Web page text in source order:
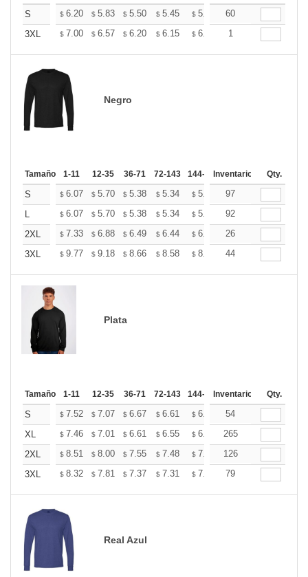
S $ 6.20 $ 5.83 $ 5.50 $ 5.45 $ 5.36 $5.31
60
3XL
$ 7.00 $ 6.57 $ 6.20 $ 6.15 $ 6.04 $
1
Negro
Tamaño 1-11 12-35 36-71 72-143 144-287 288 + Más
Inventario Qty.
S $ 6.07 $ 5.70 $ 5.38 $ 5.34 $ 5.24 $5.20
97
L
$ 6.07 $ 5.70 $ 5.38 $ 5.34 $ 5.24 $5.20
92
2XL
$ 7.33 $ 6.88 $ 6.49 $ 6.44 $ 6.33 $6.27
26
3XL
$ 9.77 $ 9.18 $ 8.66 $ 8.58 $ 8.44 $8.36
44
Plata
Tamaño 1-11 12-35 36-71 72-143 144-287 288 + Más
Inventario Qty.
S $ 7.52 $ 7.07 $ 6.67 $ 6.61 $ 6.50 $6.44
54
XL
$ 7.46 $ 7.01 $ 6.61 $ 6.55 $ 6.44 $6.38
265
2XL
$ 8.51 $ 8.00 $ 7.55 $ 7.48 $ 7.35 $7.29
126
3XL
$ 8.32 $ 7.81 $ 7.37 $ 7.31 $ 7.18 $7.12
79
Real Azul